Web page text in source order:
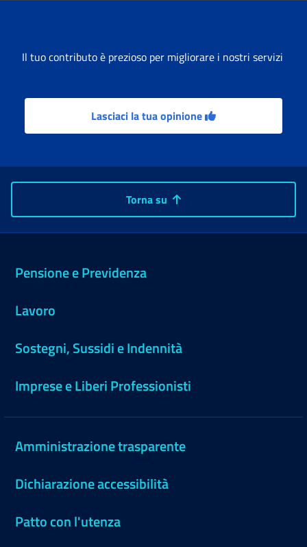
Il tuo contributo è prezioso per migliorare i nostri servizi
Lasciaci la tua opinione
Torna su
Pensione e Previdenza
Lavoro
Sostegni, Sussidi e Indennità
Imprese e Liberi Professionisti
Amministrazione trasparente
Dichiarazione accessibilità
Patto con l'utenza